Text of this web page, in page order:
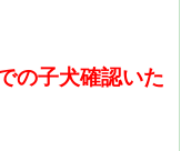
の子犬確認いた